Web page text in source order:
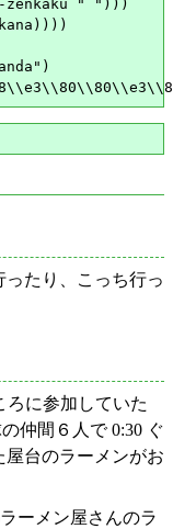
" ")))
たり、こっち行っ
ろに参加していた
仲間６人で 0:30 ぐ
屋台のラーメンがお
ーメン屋さんのラ